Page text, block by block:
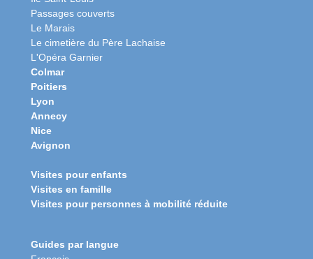
Passages couverts
Le Marais
Le cimetière du Père Lachaise
L'Opéra Garnier
Colmar
Poitiers
Lyon
Annecy
Nice
Avignon
Visites pour enfants
Visites en famille
Visites pour personnes à mobilité réduite
Guides par langue